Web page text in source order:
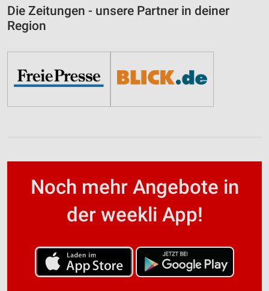
Die Zeitungen - unsere Partner in deiner
Region
Noch mehr Angebote in
der weekli App!